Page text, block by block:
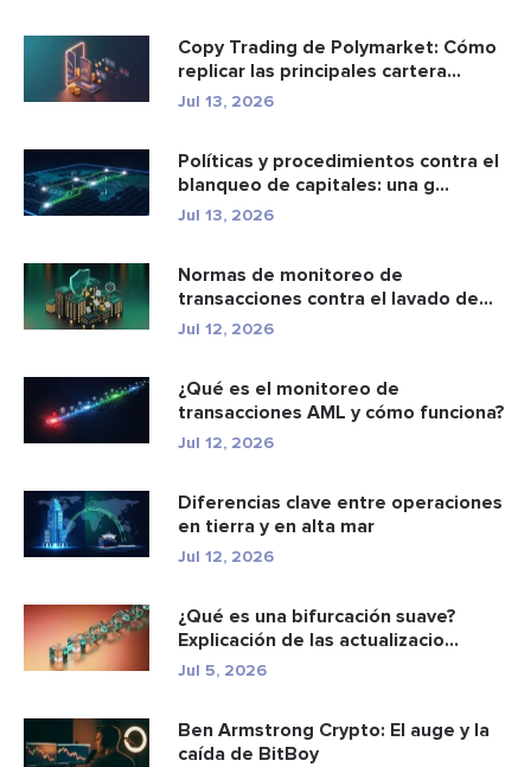
Copy Trading de Polymarket: Cómo
replicar las principales cartera...
Jul 13, 2026
Políticas y procedimientos contra el
blanqueo de capitales: una g...
Jul 13, 2026
Normas de monitoreo de
transacciones contra el lavado de
dinero: c...
Jul 12, 2026
¿Qué es el monitoreo de
transacciones AML y cómo funciona?
Jul 12, 2026
Diferencias clave entre operaciones
en tierra y en alta mar
Jul 12, 2026
¿Qué es una bifurcación suave?
Explicación de las actualizacio...
Jul 5, 2026
Ben Armstrong Crypto: El auge y la
caída de BitBoy